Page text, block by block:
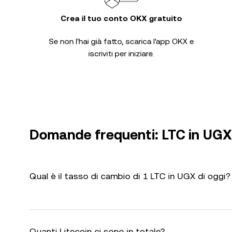
Crea il tuo conto OKX gratuito
Se non l'hai già fatto, scarica l'app OKX e
iscriviti per iniziare.
Domande frequenti: LTC in UGX
Qual è il tasso di cambio di 1 LTC in UGX di oggi?